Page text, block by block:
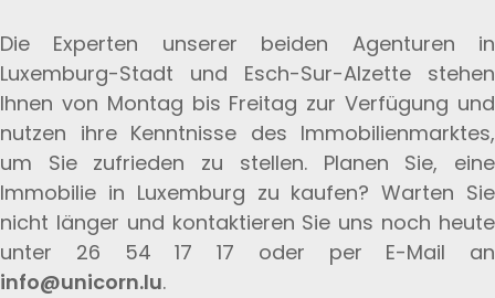
Die Experten unserer beiden Agenturen in
Luxemburg-Stadt und Esch-Sur-Alzette stehen
Ihnen von Montag bis Freitag zur Verfügung und
nutzen ihre Kenntnisse des Immobilienmarktes,
um Sie zufrieden zu stellen. Planen Sie, eine
Immobilie in Luxemburg zu kaufen? Warten Sie
nicht länger und kontaktieren Sie uns noch heute
unter 26 54 17 17 oder per E-Mail an
info@unicorn.lu.